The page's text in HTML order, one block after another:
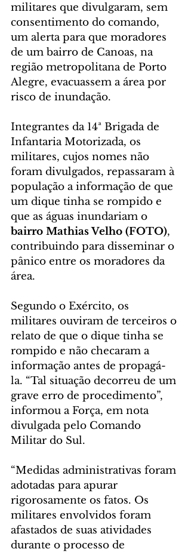
militares que divulgaram, sem
consentimento do comando,
um alerta para que moradores
de um bairro de Canoas, na
região metropolitana de Porto
Alegre, evacuassem a área por
risco de inundação.
Integrantes da 14ª Brigada de
Infantaria Motorizada, os
militares, cujos nomes não
foram divulgados, repassaram à
população a informação de que
um dique tinha se rompido e
que as águas inundariam o
bairro Mathias Velho (FOTO),
contribuindo para disseminar o
pânico entre os moradores da
área.
Segundo o Exército, os
militares ouviram de terceiros o
relato de que o dique tinha se
rompido e não checaram a
informação antes de propagá-
la. “Tal situação decorreu de um
grave erro de procedimento”,
informou a Força, em nota
divulgada pelo Comando
Militar do Sul.
“Medidas administrativas foram
adotadas para apurar
rigorosamente os fatos. Os
militares envolvidos foram
afastados de suas atividades
durante o processo de